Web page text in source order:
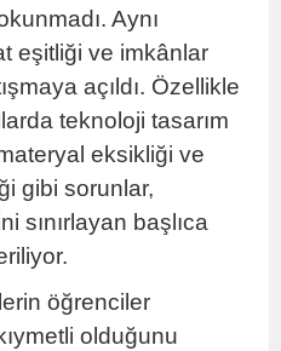
Aynı
eşitliği ve imkânlar
açıldı. Özellikle
teknoloji tasarım
eksikliği ve
gibi sorunlar,
sınırlayan başlıca
öğrenciler
olduğunu